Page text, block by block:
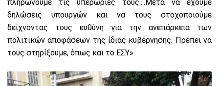
πληρώνουμε τις υπερωρίες τους....Μετά να έχουμε
δηλώσεις υπουργών και να τους στοχοποιούμε
δείχνοντας τους ευθύνη για την ανεπάρκεια των
πολιτικών αποφάσεων της ίδιας κυβέρνησης. Πρέπει να
τους στηρίξουμε, όπως και το ΕΣΥ».